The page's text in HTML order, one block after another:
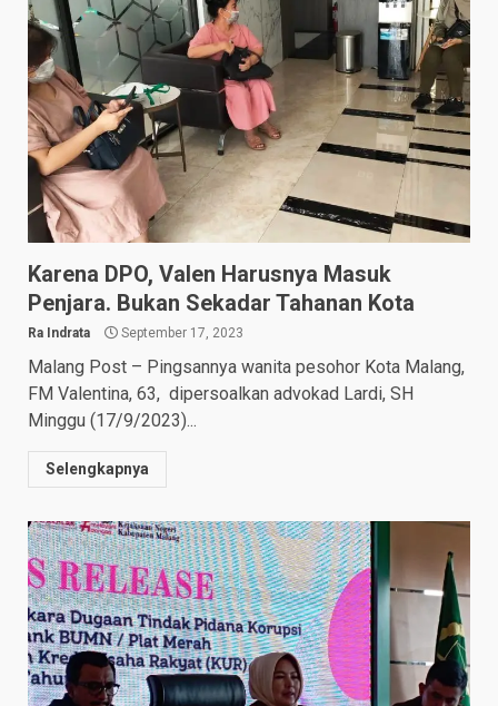
Karena DPO, Valen Harusnya Masuk
Penjara. Bukan Sekadar Tahanan Kota
Ra Indrata September 17, 2023
Malang Post – Pingsannya wanita pesohor Kota Malang,
FM Valentina, 63, dipersoalkan advokad Lardi, SH
Minggu (17/9/2023)...
Selengkapnya